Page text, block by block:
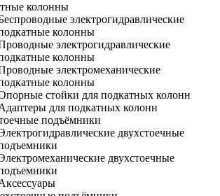
колонны
электрогидравлические
колонны
электрогидравлические
колонны
электромеханические
колонны
стойки для подкатных колонн
для подкатных колонн
подъёмники
двухстоечные
двухстоечные